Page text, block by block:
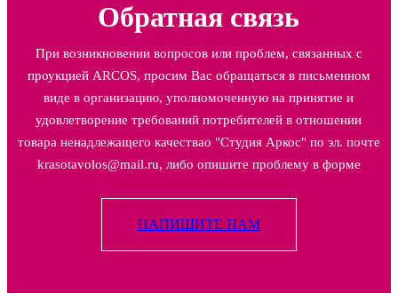
Обратная связь
При возникновении вопросов или проблем, связанных с
проукцией ARCOS, просим Вас обращаться в письменном
виде в организацию, уполномоченную на принятие и
удовлетворение требований потребителей в отношении
товара ненадлежащего качествао "Студия Аркос" по эл. почте
krasotavolos@mail.ru, либо опишите проблему в форме
НАПИШИТЕ НАМ